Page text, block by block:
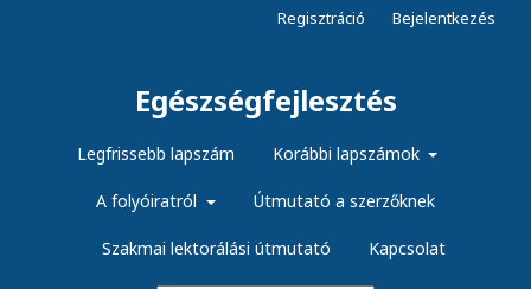
Egészségfejlesztés
Legfrissebb lapszám Korábbi lapszámok
A folyóiratról Útmutató a szerzőknek
Szakmai lektorálási útmutató Kapcsolat
Regisztráció Bejelentkezés